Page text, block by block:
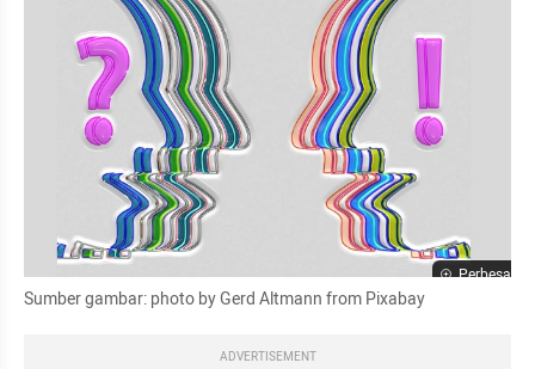
Perbesar
Sumber gambar: photo by Gerd Altmann from Pixabay
ADVERTISEMENT